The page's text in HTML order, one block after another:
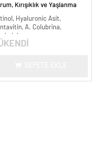
Kırışıklık ve Yaşlanma
Hyaluronic Asit,
A. Colubrina,